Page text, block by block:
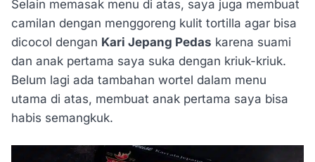
Selain memasak menu di atas, saya juga membuat
camilan dengan menggoreng kulit tortilla agar bisa
dicocol dengan Kari Jepang Pedas karena suami
dan anak pertama saya suka dengan kriuk-kriuk.
Belum lagi ada tambahan wortel dalam menu
utama di atas, membuat anak pertama saya bisa
habis semangkuk.